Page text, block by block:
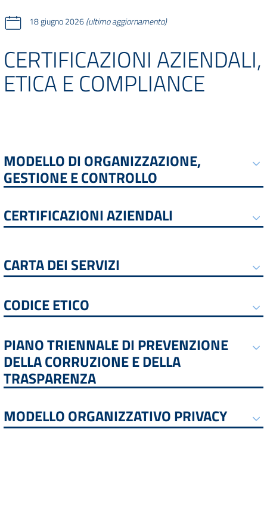
18 giugno 2026(ultimo aggiornamento)
CERTIFICAZIONI AZIENDALI,
ETICA E COMPLIANCE
MODELLO DI ORGANIZZAZIONE,
GESTIONE E CONTROLLO
CERTIFICAZIONI AZIENDALI
CARTA DEI SERVIZI
CODICE ETICO
PIANO TRIENNALE DI PREVENZIONE
DELLA CORRUZIONE E DELLA
TRASPARENZA
MODELLO ORGANIZZATIVO PRIVACY